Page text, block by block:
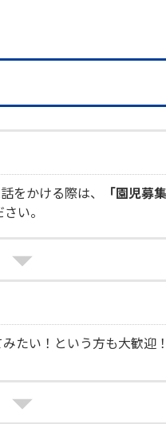
をかける際は、
「園児募
い。
たい！という方も大歓迎！